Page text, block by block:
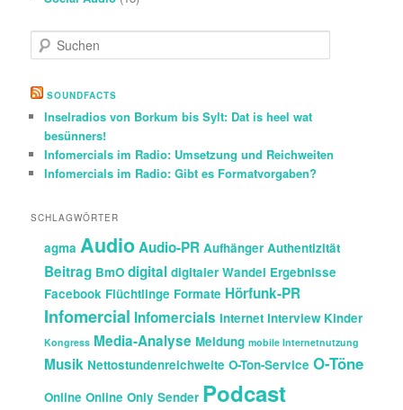
u
h
SOUNDFACTS
Inselradios von Borkum bis Sylt: Dat is heel wat
besünners!
Infomercials im Radio: Umsetzung und Reichweiten
Infomercials im Radio: Gibt es Formatvorgaben?
SCHLAGWÖRTER
agma AudioAudio-PR Aufhänger Authentizität
Beitrag BmO digital digitaler Wandel Ergebnisse
Facebook Flüchtlinge Formate Hörfunk-PR
Infomercial Infomercials Internet Interview Kinder
Kongress Media-Analyse Meldung mobile Internetnutzung
Musik Nettostundenreichweite O-Ton-Service O-Töne
Online Online Only Sender Podcast